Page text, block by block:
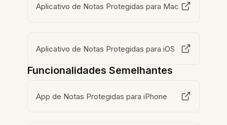
Aplicativo de Notas Protegidas para Mac
Aplicativo de Notas Protegidas para iOS
Funcionalidades Semelhantes
App de Notas Protegidas para iPhone